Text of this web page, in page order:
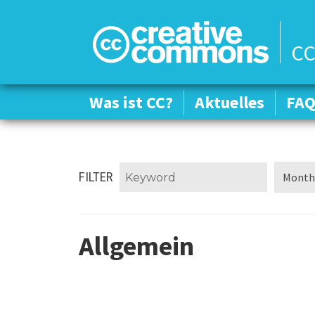
Was ist CC? Aktuelles FAQ
Was ist CC? Aktuelles FAQ
FILTER
Allgemein